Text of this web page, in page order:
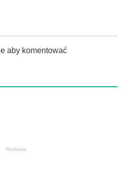
aby komentować
Reklama